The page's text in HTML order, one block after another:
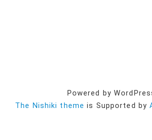
Powered by
The Nishiki theme is Supported by